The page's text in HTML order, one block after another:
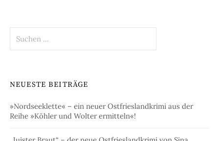
nach:
NEUESTE BEITRÄGE
»Nordseeklette« – ein neuer Ostfrieslandkrimi aus der
Reihe »Köhler und Wolter ermitteln«!